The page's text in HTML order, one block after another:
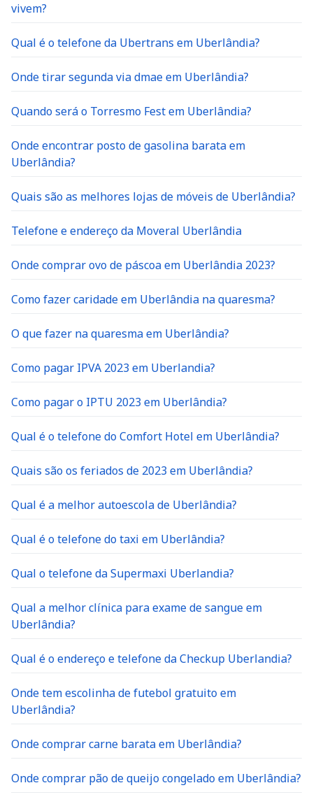
vivem?
Qual é o telefone da Ubertrans em Uberlândia?
Onde tirar segunda via dmae em Uberlândia?
Quando será o Torresmo Fest em Uberlândia?
Onde encontrar posto de gasolina barata em
Uberlândia?
Quais são as melhores lojas de móveis de Uberlândia?
Telefone e endereço da Moveral Uberlândia
Onde comprar ovo de páscoa em Uberlândia 2023?
Como fazer caridade em Uberlândia na quaresma?
O que fazer na quaresma em Uberlândia?
Como pagar IPVA 2023 em Uberlandia?
Como pagar o IPTU 2023 em Uberlândia?
Qual é o telefone do Comfort Hotel em Uberlândia?
Quais são os feriados de 2023 em Uberlândia?
Qual é a melhor autoescola de Uberlândia?
Qual é o telefone do taxi em Uberlândia?
Qual o telefone da Supermaxi Uberlandia?
Qual a melhor clínica para exame de sangue em
Uberlândia?
Qual é o endereço e telefone da Checkup Uberlandia?
Onde tem escolinha de futebol gratuito em
Uberlândia?
Onde comprar carne barata em Uberlândia?
Onde comprar pão de queijo congelado em Uberlândia?